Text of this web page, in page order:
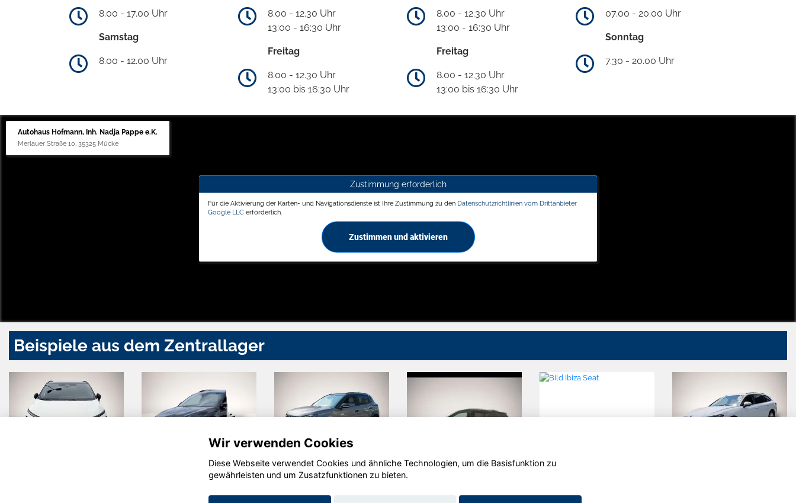
8.00 - 17.00 Uhr
Samstag
8.00 - 12.00 Uhr
8.00 - 12.30 Uhr
13:00 - 16:30 Uhr
Freitag
8.00 - 12.30 Uhr
13:00 bis 16:30 Uhr
8.00 - 12.30 Uhr
13:00 - 16:30 Uhr
Freitag
8.00 - 12.30 Uhr
13:00 bis 16:30 Uhr
07.00 - 20.00 Uhr
Sonntag
7.30 - 20.00 Uhr
Autohaus Hofmann, Inh. Nadja Pappe e.K.
Merlauer Straße 10, 35325 Mücke
Zustimmung erforderlich
Für die Aktivierung der Karten- und Navigationsdienste ist Ihre Zustimmung zu den Datenschutzrichtlinien vom Drittanbieter
Google LLC erforderlich.
Zustimmen und aktivieren
Beispiele aus dem Zentrallager
Citroën C3 Volkswagen
Wir verwenden Cookies
Diese Webseite verwendet Cookies und ähnliche Technologien, um die Basisfunktion zu
gewährleisten und um Zusatzfunktionen zu bieten.